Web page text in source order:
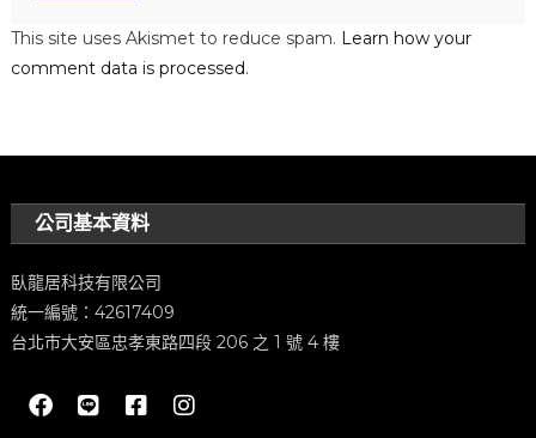
This site uses Akismet to reduce spam. Learn how your
comment data is processed.
公司基本資料
臥龍居科技有限公司
統一編號：42617409
台北市大安區忠孝東路四段 206 之 1 號 4 樓